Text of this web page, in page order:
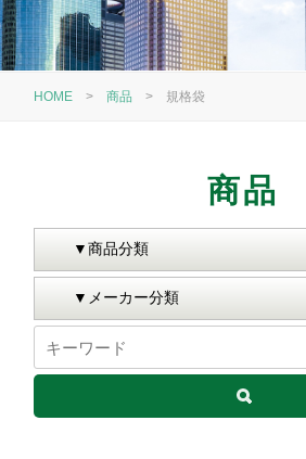
HOME >商品 > 規格袋
商品